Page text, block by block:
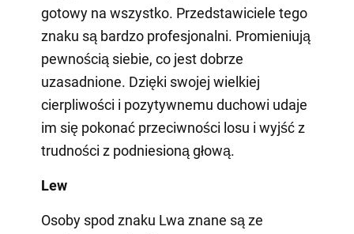
gotowy na wszystko. Przedstawiciele tego
znaku są bardzo profesjonalni. Promieniują
pewnością siebie, co jest dobrze
uzasadnione. Dzięki swojej wielkiej
cierpliwości i pozytywnemu duchowi udaje
im się pokonać przeciwności losu i wyjść z
trudności z podniesioną głową.
Lew
Osoby spod znaku Lwa znane są ze